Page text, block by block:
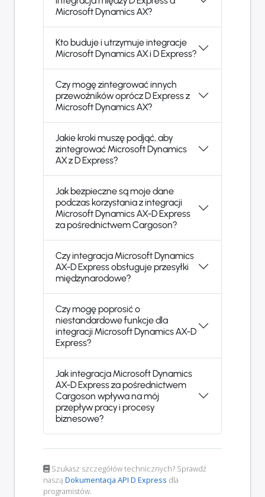
Microsoft Dynamics AX?
Kto buduje i utrzymuje integracje
Microsoft Dynamics AX i D Express?
Czy mogę zintegrować innych
przewoźników oprócz D Express z
Microsoft Dynamics AX?
Jakie kroki muszę podjąć, aby
zintegrować Microsoft Dynamics
AX z D Express?
Jak bezpieczne są moje dane
podczas korzystania z integracji
Microsoft Dynamics AX-D Express
za pośrednictwem Cargoson?
Czy integracja Microsoft Dynamics
AX-D Express obsługuje przesyłki
międzynarodowe?
Czy mogę poprosić o
niestandardowe funkcje dla
integracji Microsoft Dynamics AX-D
Express?
Jak integracja Microsoft Dynamics
AX-D Express za pośrednictwem
Cargoson wpływa na mój
przepływ pracy i procesy
biznesowe?
Szukasz szczegółów technicznych? Sprawdź
naszą Dokumentacja API D Express dla
programistów.